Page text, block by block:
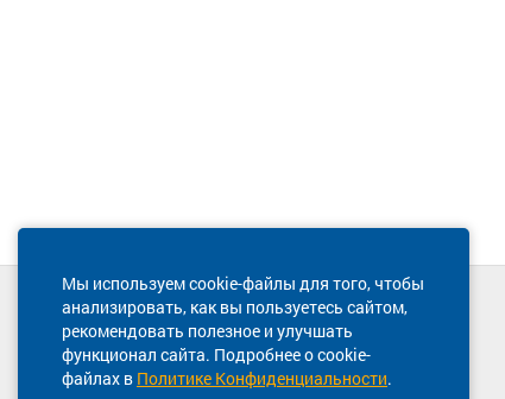
Мы используем cookie-файлы для того, чтобы
анализировать, как вы пользуетесь сайтом,
рекомендовать полезное и улучшать
функционал сайта. Подробнее о cookie-
файлах в Политике Конфиденциальности.
Техническая поддержка сайта
8 800 600-03-38